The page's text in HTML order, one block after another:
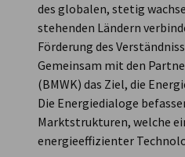
des globalen, stetig
stehenden Ländern
Förderung des
Gemeinsam mit den
(BMWK) das Ziel, die
Die Energiedialoge
Marktstrukturen, welche
energieeffizienter